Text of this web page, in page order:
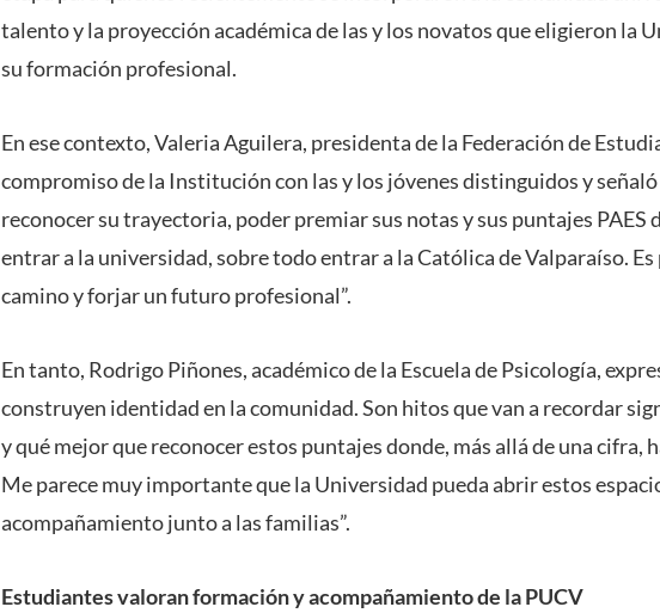
talento y la proyección académica de las y los novatos que eligieron la
su formación profesional.
En ese contexto, Valeria Aguilera, presidenta de la Federación de
compromiso de la Institución con las y los jóvenes distinguidos y
reconocer su trayectoria, poder premiar sus notas y sus puntajes PAES
entrar a la universidad, sobre todo entrar a la Católica de Valparaíso.
camino y forjar un futuro profesional”.
En tanto, Rodrigo Piñones, académico de la Escuela de Psicología,
construyen identidad en la comunidad. Son hitos que van a recordar
y qué mejor que reconocer estos puntajes donde, más allá de una cifra,
Me parece muy importante que la Universidad pueda abrir estos
acompañamiento junto a las familias”.
Estudiantes valoran formación y acompañamiento de la PUCV